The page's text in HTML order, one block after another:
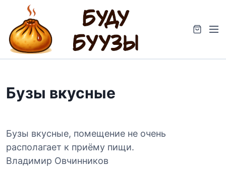
M
Бузы вкусные
Бузы вкусные, помещение не очень
располагает к приёму пищи.
Владимир Овчинников